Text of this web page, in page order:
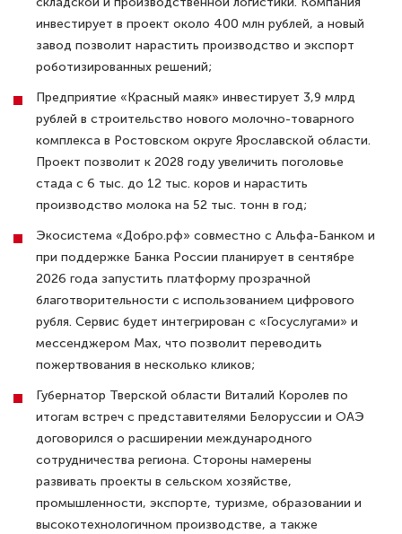
инвестирует в проект около 400 млн рублей, а новый
завод позволит нарастить производство и экспорт
роботизированных решений;
Предприятие «Красный маяк» инвестирует 3,9 млрд
рублей в строительство нового молочно-товарного
комплекса в Ростовском округе Ярославской области.
Проект позволит к 2028 году увеличить поголовье
стада с 6 тыс. до 12 тыс. коров и нарастить
производство молока на 52 тыс. тонн в год;
Экосистема «Добро.рф» совместно с Альфа-Банком и
при поддержке Банка России планирует в сентябре
2026 года запустить платформу прозрачной
благотворительности с использованием цифрового
рубля. Сервис будет интегрирован с «Госуслугами» и
мессенджером Max, что позволит переводить
пожертвования в несколько кликов;
Губернатор Тверской области Виталий Королев по
итогам встреч с представителями Белоруссии и ОАЭ
договорился о расширении международного
сотрудничества региона. Стороны намерены
развивать проекты в сельском хозяйстве,
промышленности, экспорте, туризме, образовании и
высокотехнологичном производстве, а также